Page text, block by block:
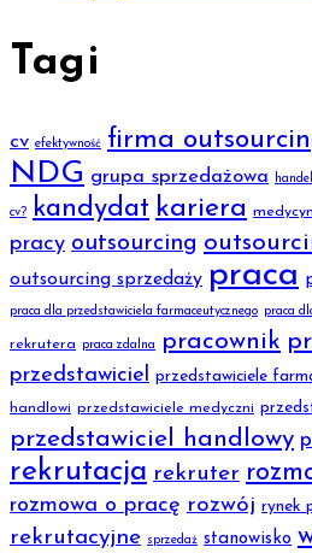
Tagi
cv efektywność firma
NDG grupa sprzedażowa handel
cv? kandydat kariera
pracy outsourcing
outsourcing sprzedaży praca
praca dla przedstawiciela farmaceutycznego praca
rekrutera praca zdalna pracownik
przedstawiciel przedstawiciele
handlowi przedstawiciele medyczni
przedstawiciel handlowy
rekrutacja rekruter
rozmowa o pracę rozwój rynek
rekrutacyjne sprzedaż stanowisko